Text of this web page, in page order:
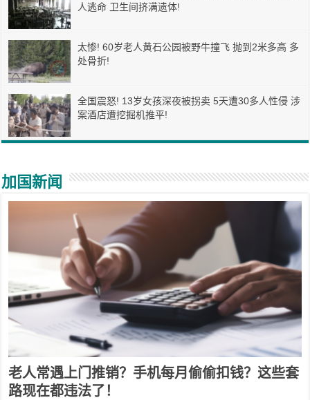
人逃命 卫生间挤满遗体!
太惨! 60岁老人黄石公园被野牛撞飞 抛到2米多高 多
处骨折!
全国震怒! 13岁女孩深夜被拐卖 5天遭30多人性侵 涉
案酒店遭挖掘机推平!
加国新闻
老人常遇上门推销？手机每月偷偷扣钱？这些套
路现在都违法了！